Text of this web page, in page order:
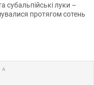
субальпійські луки –
протягом сотень